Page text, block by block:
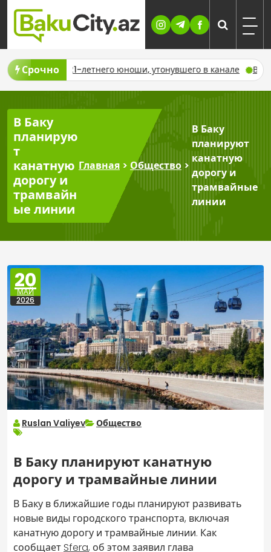
Skip
content
Срочно
тело 21-летнего юноши, утонувшего в канале В Баку
В Баку
планирую
т
канатную
дорогу и
трамвайн
ые линии
Главная > Общество >
В Баку
планируют
канатную
дорогу и
трамвайные
линии
20
МАЙ
2026
Ruslan Valiyev Общество
В Баку планируют канатную
дорогу и трамвайные линии
В Баку в ближайшие годы планируют развивать
новые виды городского транспорта, включая
канатную дорогу и трамвайные линии. Как
сообщает Sfera, об этом заявил глава